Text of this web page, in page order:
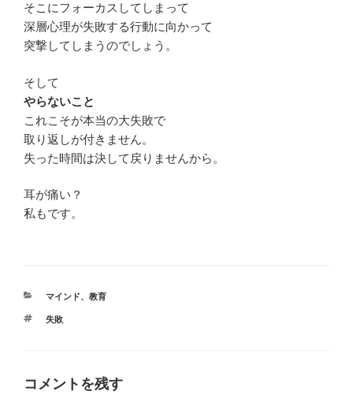
そこにフォーカスしてしまって
深層心理が失敗する行動に向かって
突撃してしまうのでしょう。
そして
やらないこと
これこそが本当の大失敗で
取り返しが付きません。
失った時間は決して戻りませんから。
耳が痛い？
私もです。
カ
ゴ
マインド、 教育
タ
失敗
コメントを残す